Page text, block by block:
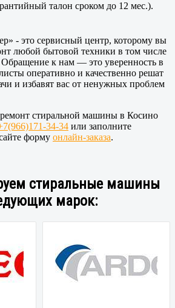
талон сроком до 12 мес.).
- это сервисный центр, которому вы
любой бытовой техники в том числе
к нам — это уверенность в
оперативно и качественно решат
и избавят вас от ненужных проблем
стиральной машины в Косино
34-34 или заполните
форму онлайн-заказа.
стиральные машины
марок: